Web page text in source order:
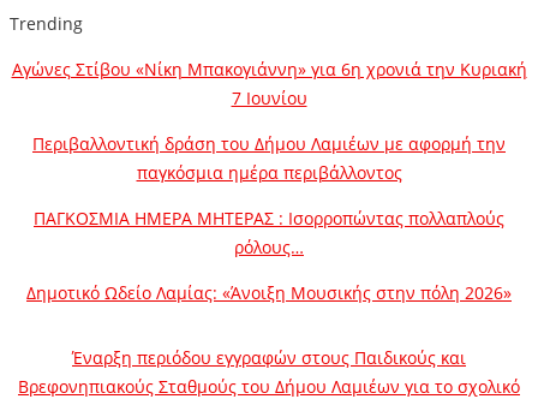
Trending
Αγώνες Στίβου «Νίκη Μπακογιάννη» για 6η χρονιά την Κυριακή
7 Ιουνίου
Περιβαλλοντική δράση του Δήμου Λαμιέων με αφορμή την
παγκόσμια ημέρα περιβάλλοντος
ΠΑΓΚΟΣΜΙΑ ΗΜΕΡΑ ΜΗΤΕΡΑΣ : Ισορροπώντας πολλαπλούς
ρόλους…
Δημοτικό Ωδείο Λαμίας: «Άνοιξη Μουσικής στην πόλη 2026»
Έναρξη περιόδου εγγραφών στους Παιδικούς και
Βρεφονηπιακούς Σταθμούς του Δήμου Λαμιέων για το σχολικό